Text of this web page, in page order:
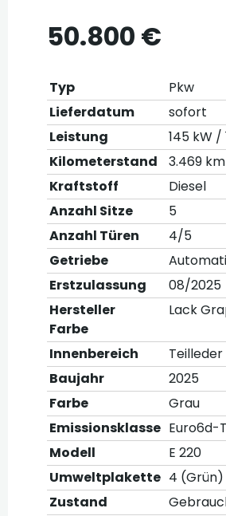
50.800 €
Typ
Pkw
Lieferdatum
sofort
Leistung
145 kW /
Kilometerstand
3.469 km
Kraftstoff
Diesel
Anzahl Sitze
5
Anzahl Türen
4/5
Getriebe
Erstzulassung
08/2025
Hersteller
Farbe
Lack
Innenbereich
Teilleder
Baujahr
2025
Farbe
Grau
Emissionsklasse Euro6d-
Modell
E 220
Umweltplakette 4 (Grün)
Zustand